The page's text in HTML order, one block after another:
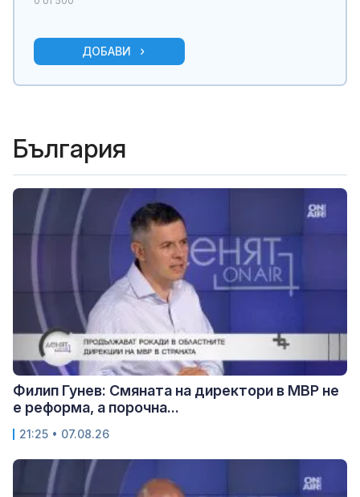
ДОБАВИ
България
Филип Гунев: Смяната на директори в МВР не
е реформа, а порочна...
21:25 • 07.08.26